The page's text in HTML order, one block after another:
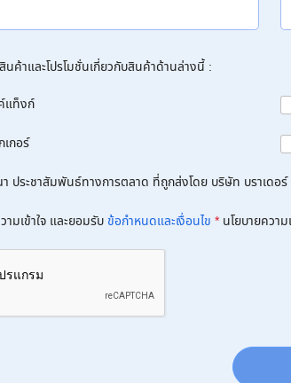
ค้าและโปรโมชั่นเกี่ยวกับสินค้าด้านล่างนี้ :
แท็งก์
กอร์
ประชาสัมพันธ์ทางการตลาด ที่ถูกส่งโดย บริษัท บราเดอ
มเข้าใจ และยอมรับข้อกำหนดและเงื่อนไข * นโยบายควา